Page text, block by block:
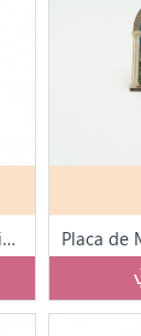
Placa de Madeira e Fátima Resina 10*7.5cm